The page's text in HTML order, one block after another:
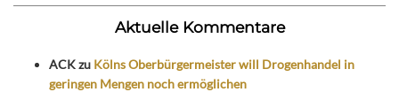
Aktuelle Kommentare
ACKzu Kölns Oberbürgermeister will Drogenhandel in
geringen Mengen noch ermöglichen